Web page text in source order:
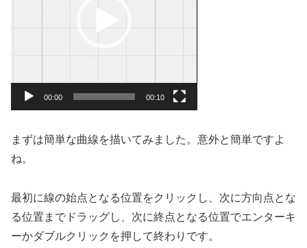
00:00 00:10
まずは簡単な曲線を描いてみました。意外と簡単ですよ
ね。
最初に線の始点となる位置をクリックし、次に方向点とな
る位置までドラッグし、次に終点となる位置でエンターキ
ーかダブルクリックを押して終わりです。